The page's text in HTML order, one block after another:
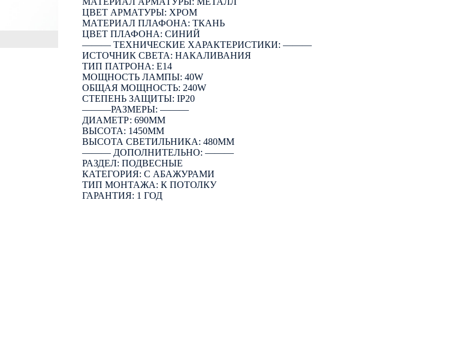
ЦВЕТ АРМАТУРЫ: ХРОМ
МАТЕРИАЛ ПЛАФОНА: ТКАНЬ
ЦВЕТ ПЛАФОНА: СИНИЙ
――― ТЕХНИЧЕСКИЕ ХАРАКТЕРИСТИКИ: ―――
ИСТОЧНИК СВЕТА: НАКАЛИВАНИЯ
ТИП ПАТРОНА: E14
МОЩНОСТЬ ЛАМПЫ: 40W
ОБЩАЯ МОЩНОСТЬ: 240W
СТЕПЕНЬ ЗАЩИТЫ: IP20
―――РАЗМЕРЫ: ―――
ДИАМЕТР: 690ММ
ВЫСОТА: 1450ММ
ВЫСОТА СВЕТИЛЬНИКА: 480ММ
――― ДОПОЛНИТЕЛЬНО: ―――
РАЗДЕЛ: ПОДВЕСНЫЕ
КАТЕГОРИЯ: С АБАЖУРАМИ
ТИП МОНТАЖА: К ПОТОЛКУ
ГАРАНТИЯ: 1 ГОД